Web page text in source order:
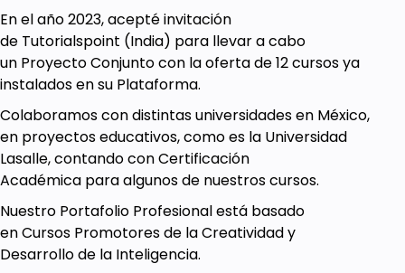
En el año 2023, acepté invitación
de Tutorialspoint (India) para llevar a cabo
un Proyecto Conjunto con la oferta de 12 cursos ya
instalados en su Plataforma.
Colaboramos con distintas universidades en México,
en proyectos educativos, como es la Universidad
Lasalle, contando con Certificación
Académica para algunos de nuestros cursos.
Nuestro Portafolio Profesional está basado
en Cursos Promotores de la Creatividad y
Desarrollo de la Inteligencia.